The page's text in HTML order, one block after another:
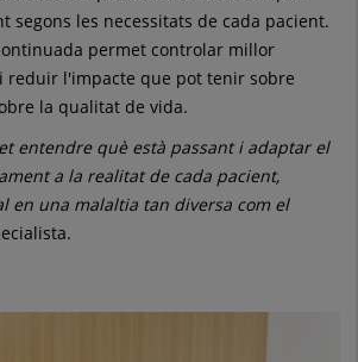
segons les necessitats de cada pacient.
permet controlar millor
reduir l'impacte que pot tenir sobre
la qualitat de vida.
entendre què està passant i adaptar el
a la realitat de cada pacient,
en una malaltia tan diversa com el